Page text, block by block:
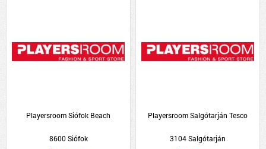
Playersroom Siófok Beach
8600 Siófok
Playersroom Salgótarján Tesco
3104 Salgótarján